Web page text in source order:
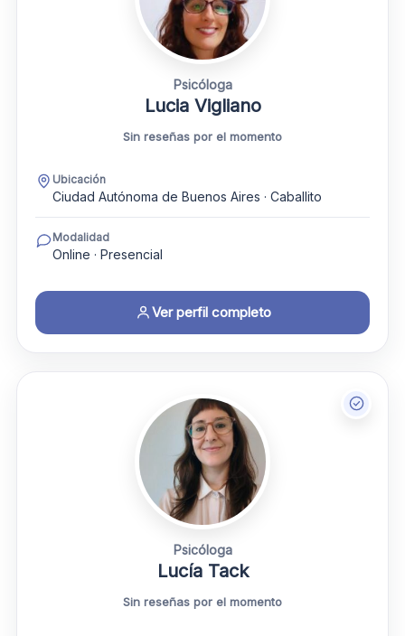
Psicóloga
Lucia Vigliano
Sin reseñas por el momento
Ubicación
Ciudad Autónoma de Buenos Aires · Caballito
Modalidad
Online · Presencial
Ver perfil completo
Psicóloga
Lucía Tack
Sin reseñas por el momento